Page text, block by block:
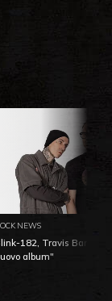
NEWS
182, Travis Barker:
album"